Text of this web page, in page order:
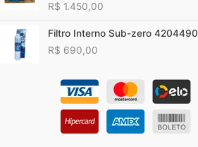
R$ 1.450,00
Filtro Interno Sub-zero 4204490
R$ 690,00